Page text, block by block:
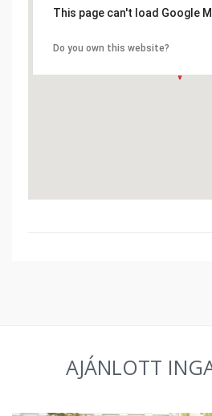
This page can't load Google
Do you own this website?
AJÁNLOTT